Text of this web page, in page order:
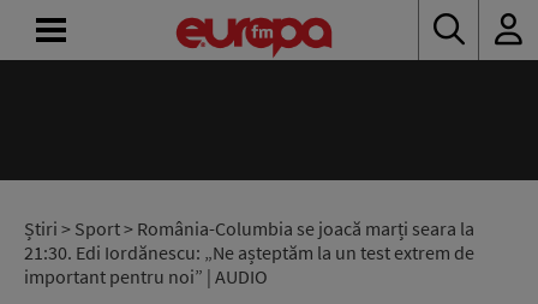
Știri > Sport> România-Columbia se joacă marți seara la
21:30. Edi Iordănescu: „Ne așteptăm la un test extrem de
important pentru noi” | AUDIO
RADIO
CONCURSURI